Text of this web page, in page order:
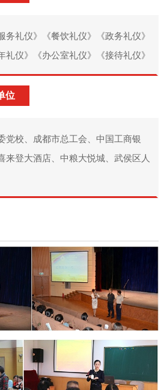
务礼仪》《餐饮礼仪》《政务礼仪》
礼仪》《办公室礼仪》《接待礼仪》
位
党校、成都市总工会、中国工商银
来登大酒店、中粮大悦城、武侯区人